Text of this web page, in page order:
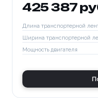
425 387
Длина транспортерной
Ширина транспортерной
Мощность двигателя